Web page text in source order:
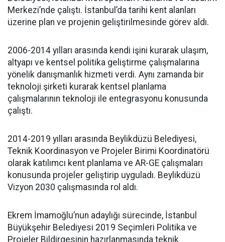
Merkezi’nde çalıştı. İstanbul’da tarihi kent alanları
üzerine plan ve projenin geliştirilmesinde görev aldı.
2006-2014 yılları arasında kendi işini kurarak ulaşım,
altyapı ve kentsel politika geliştirme çalışmalarına
yönelik danışmanlık hizmeti verdi. Aynı zamanda bir
teknoloji şirketi kurarak kentsel planlama
çalışmalarının teknoloji ile entegrasyonu konusunda
çalıştı.
2014-2019 yılları arasında Beylikdüzü Belediyesi,
Teknik Koordinasyon ve Projeler Birimi Koordinatörü
olarak katılımcı kent planlama ve AR-GE çalışmaları
konusunda projeler geliştirip uyguladı. Beylikdüzü
Vizyon 2030 çalışmasında rol aldı.
Ekrem İmamoğlu’nun adaylığı sürecinde, İstanbul
Büyükşehir Belediyesi 2019 Seçimleri Politika ve
Projeler Bildirgesinin hazırlanmasında teknik